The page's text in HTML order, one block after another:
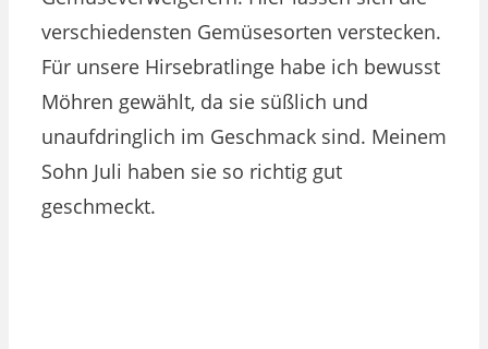
verschiedensten Gemüsesorten verstecken.
Für unsere Hirsebratlinge habe ich bewusst
Möhren gewählt, da sie süßlich und
unaufdringlich im Geschmack sind. Meinem
Sohn Juli haben sie so richtig gut
geschmeckt.